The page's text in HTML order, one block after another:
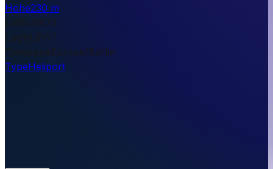
Höhe230 m
Lat50.9875
Lng10.3167
TimezoneEurope/Berlin
TypeHeliport